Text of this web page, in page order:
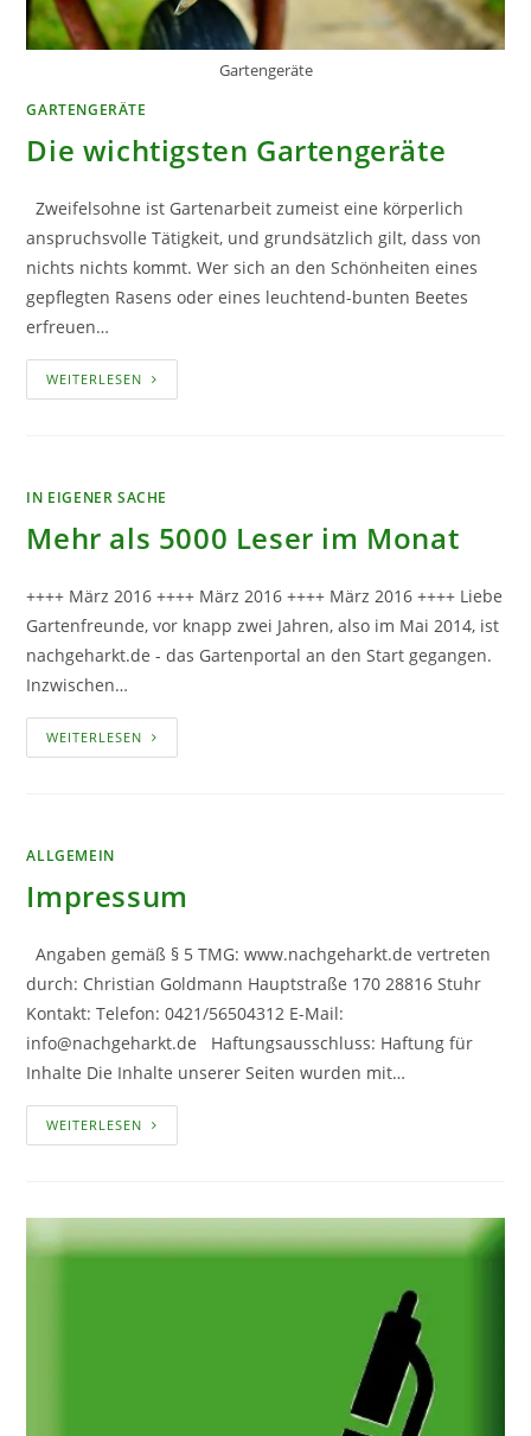
Gartengeräte
GARTENGERÄTE
Die wichtigsten Gartengeräte
Zweifelsohne ist Gartenarbeit zumeist eine körperlich
anspruchsvolle Tätigkeit, und grundsätzlich gilt, dass von
nichts nichts kommt. Wer sich an den Schönheiten eines
gepflegten Rasens oder eines leuchtend-bunten Beetes
erfreuen…
WEITERLESEN DIE
WICHTIGSTEN
IN EIGENER SACHE
Mehr als 5000 Leser im Monat
++++ März 2016 ++++ März 2016 ++++ März 2016 ++++ Liebe
Gartenfreunde, vor knapp zwei Jahren, also im Mai 2014, ist
nachgeharkt.de - das Gartenportal an den Start gegangen.
Inzwischen…
WEITERLESEN MEHR
ALS
ALLGEMEIN
Impressum
Angaben gemäß § 5 TMG: www.nachgeharkt.de vertreten
durch: Christian Goldmann Hauptstraße 170 28816 Stuhr
Kontakt: Telefon: 0421/56504312 E-Mail:
info@nachgeharkt.de Haftungsausschluss: Haftung für
Inhalte Die Inhalte unserer Seiten wurden mit…
WEITERLESEN IMPRESSUM